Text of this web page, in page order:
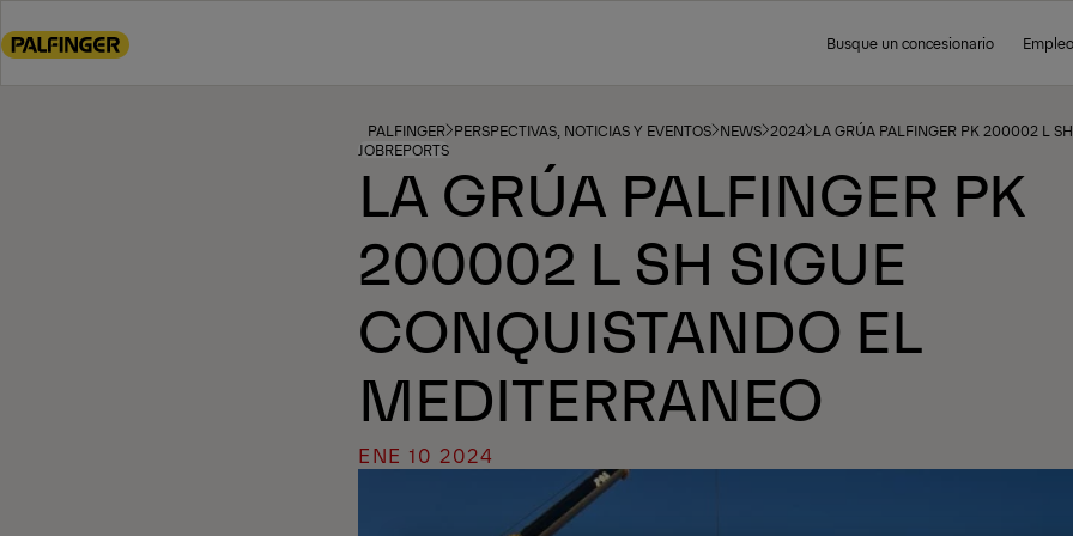
to
Busque un concesionario Empleo
PALFINGER PERSPECTIVAS, NOTICIAS Y EVENTOS NEWS 2024 LA GRÚA PALFINGER PK 200002 L SH
JOBREPORTS
LA GRÚA PALFINGER PK
200002 L SH SIGUE
CONQUISTANDO EL
MEDITERRANEO
ENE 10 2024